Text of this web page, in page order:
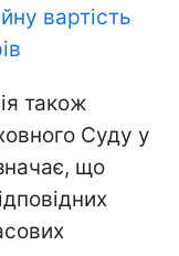
вартість
також
Суду у
що